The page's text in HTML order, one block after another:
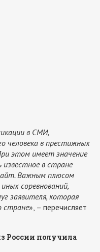
в СМИ,
человека в престижных
этом имеет значение
в стране
Важным плюсом
соревнований,
заявителя, которая
стране», – перечисляет
России получила